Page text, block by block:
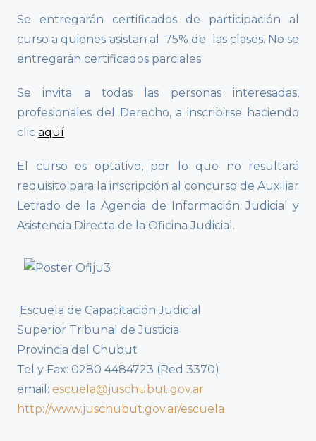
Se entregarán certificados de participación al
curso a quienes asistan al 75% de las clases. No se
entregarán certificados parciales.
Se invita a todas las personas interesadas,
profesionales del Derecho, a inscribirse haciendo
clic aquí
El curso es optativo, por lo que no resultará
requisito para la inscripción al concurso de Auxiliar
Letrado de la Agencia de Información Judicial y
Asistencia Directa de la Oficina Judicial.
Escuela de Capacitación Judicial
Superior Tribunal de Justicia
Provincia del Chubut
Tel y Fax: 0280 4484723 (Red 3370)
email: escuela@juschubut.gov.ar
http://www.juschubut.gov.ar/escuela